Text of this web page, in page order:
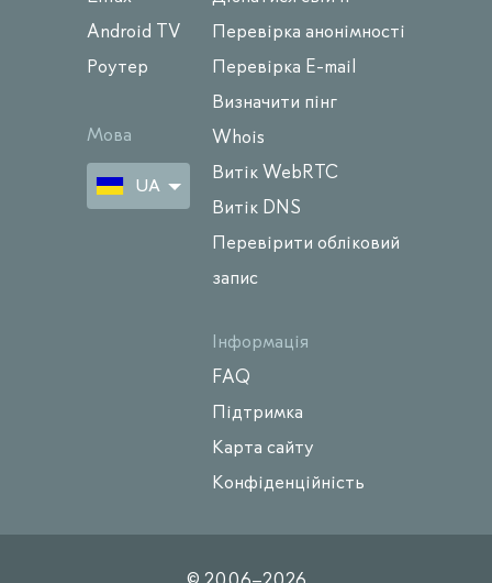
Android TV
Роутер
Мова
UA
Перевірка анонімності
Перевірка E-mail
Визначити пінг
Whois
Витік WebRTC
Витік DNS
Перевірити обліковий
запис
Інформація
FAQ
Підтримка
Карта сайту
Конфіденційність